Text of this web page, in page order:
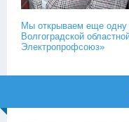
Мы открываем еще одну
Волгоградской
Электропрофсоюз»